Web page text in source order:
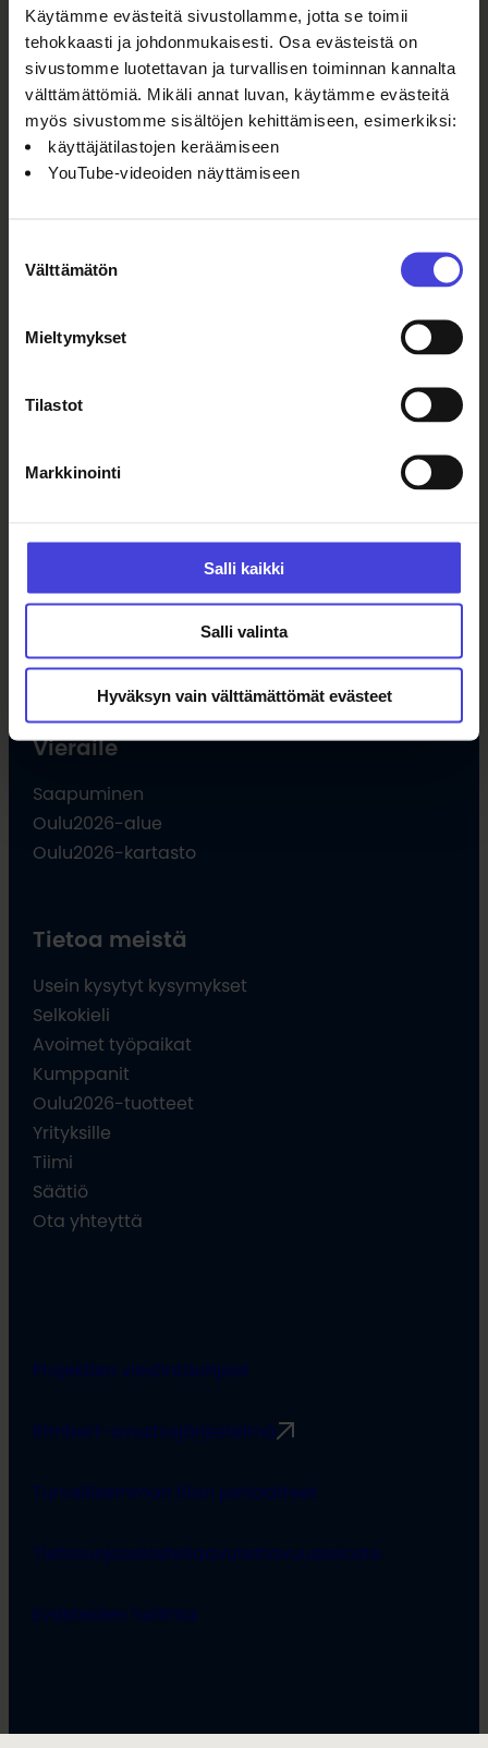
Käytämme evästeitä sivustollamme, jotta se toimii
tehokkaasti ja johdonmukaisesti. Osa evästeistä on
sivustomme luotettavan ja turvallisen toiminnan kannalta
välttämättömiä. Mikäli annat luvan, käytämme evästeitä
myös sivustomme sisältöjen kehittämiseen, esimerkiksi:
käyttäjätilastojen keräämiseen
YouTube-videoiden näyttämiseen
valinta
Välttämätön
Mieltymykset
Tilastot
Markkinointi
Salli kaikki
Salli valinta
Hyväksyn vain välttämättömät evästeet
Oulun kulttuurisäätiö
Oulu2026 Info
Kauppurienkatu 10
Kauppakeskus Pekuri 2krs
info@oulu2026.eu
Tapahtumat
Tilaa uutiskirje
Kulttuuriohjelma
Tule vapaaehtoiseksi
Opettajille
Vieraile
Saapuminen
Oulu2026-alue
Oulu2026-kartasto
Tietoa meistä
Usein kysytyt kysymykset
Selkokieli
Avoimet työpaikat
Kumppanit
Oulu2026-tuotteet
Yrityksille
Tiimi
Säätiö
Ota yhteyttä
Projektien viestintäohjeet
Rimbert-avustusjärjestelmä
Turvallisemman tilan periaatteet
TietosuojaselosteSaavutettavuusseloste
Evästeiden hallinta